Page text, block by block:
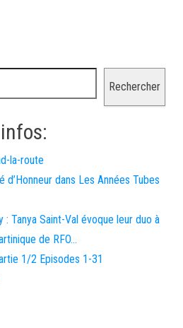
Rechercher
la-route
d’Honneur dans Les Années Tubes
: Tanya Saint-Val évoque leur duo à
de RFO…
1/2 Episodes 1-31